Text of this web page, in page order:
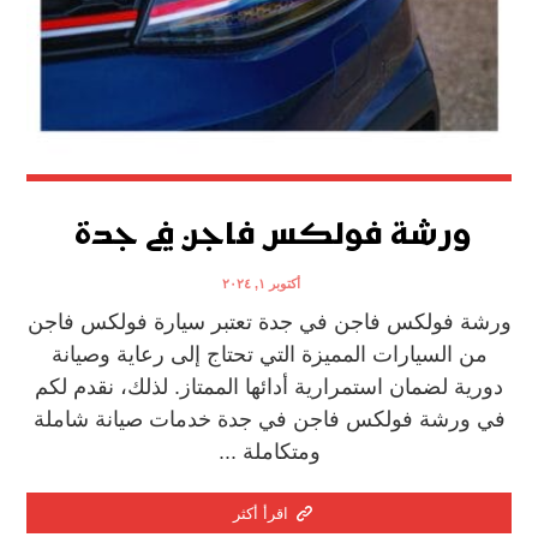
ورشة فولكس فاجن في جدة
أكتوبر ١, ٢٠٢٤
ورشة فولكس فاجن في جدة تعتبر سيارة فولكس فاجن
من السيارات المميزة التي تحتاج إلى رعاية وصيانة
دورية لضمان استمرارية أدائها الممتاز. لذلك، نقدم لكم
في ورشة فولكس فاجن في جدة خدمات صيانة شاملة
ومتكاملة ...
اقرأ أكثر